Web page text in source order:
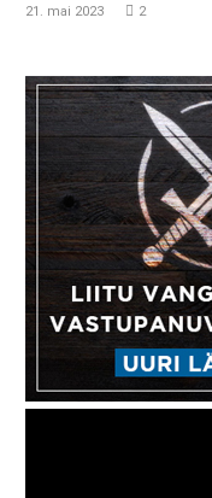
21. mai 2023 2